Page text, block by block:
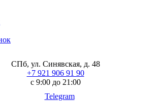
СПб, ул. Синявская, д. 48
+7 921 906 91 90
с 9:00 до 21:00
Telegram